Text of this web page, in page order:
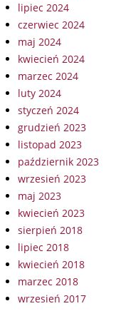
lipiec 2024
czerwiec 2024
maj 2024
kwiecień 2024
marzec 2024
luty 2024
styczeń 2024
grudzień 2023
listopad 2023
październik 2023
wrzesień 2023
maj 2023
kwiecień 2023
sierpień 2018
lipiec 2018
kwiecień 2018
marzec 2018
wrzesień 2017